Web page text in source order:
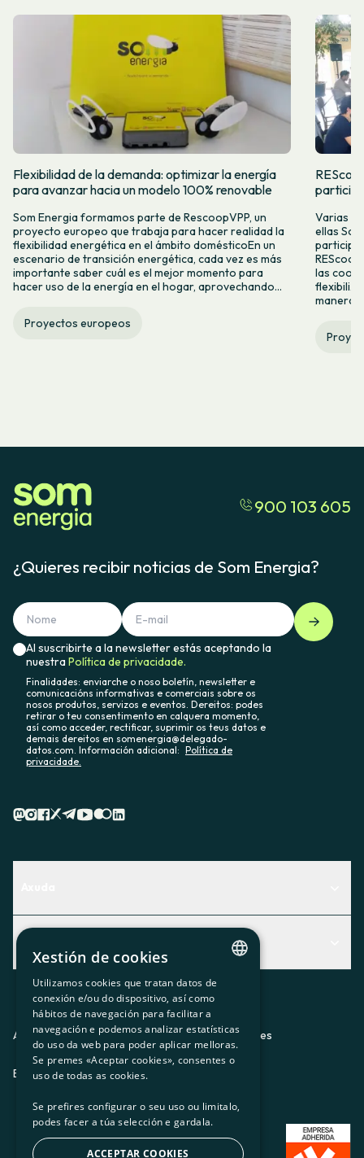
Flexibilidad de la demanda: optimizar la energía
para avanzar hacia un modelo 100% renovable
Som Energia formamos parte de RescoopVPP, un
proyecto europeo que trabaja para hacer realidad la
flexibilidad energética en el ámbito domésticoEn un
escenario de transición energética, cada vez es más
importante saber cuál es el mejor momento para
hacer uso de la energía en el hogar, aprovechando...
Proyectos europeos
Varias
ellas
las
manera,
900 103 605
¿Quieres recibir noticias de Som Energia?
Al suscribirte a la newsletter estás aceptando la
nuestraPolítica de privacidade.
Finalidades: enviarche o noso boletín, newsletter e
comunicacións informativas e comerciais sobre os
nosos produtos, servizos e eventos. Dereitos: podes
retirar o teu consentimento en calquera momento,
así como acceder, rectificar, suprimir os teus datos e
demais dereitos en somenergia@delegado-
datos.com. Información adicional: Política de
privacidade.
Descubre qué servicio te encaja mejor
Contacto
Actualidad
O recuncho da socia
Prensa
Trabaja con nosotros
Aviso legalPolítica de privacidadPolítica de cookies
ES CAGLEU
CATALAN
SPANISH
GL
Xestión de cookies
Utilizamos cookies que tratan datos de
conexión e/ou do dispositivo, así como
hábitos de navegación para facilitar a
navegación e podemos analizar estatísticas
do uso da web para poder aplicar melloras.
Se premes «Aceptar cookies», consentes o
uso de todas as cookies.
Se prefires configurar o seu uso ou limitalo,
podes facer a túa selección e gardala.
ACCEPTAR COOKIES